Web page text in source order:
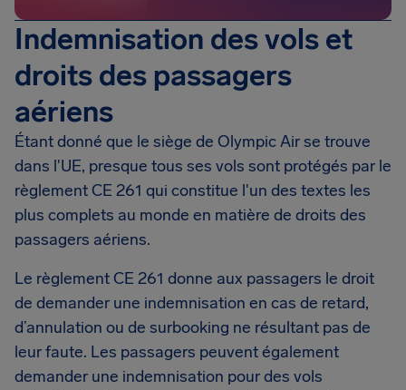
Indemnisation des vols et
droits des passagers
aériens
Étant donné que le siège de Olympic Air se trouve
dans l'UE, presque tous ses vols sont protégés par le
règlement CE 261 qui constitue l'un des textes les
plus complets au monde en matière de droits des
passagers aériens.
Le règlement CE 261 donne aux passagers le droit
de demander une indemnisation en cas de retard,
d’annulation ou de surbooking ne résultant pas de
leur faute. Les passagers peuvent également
demander une indemnisation pour des vols